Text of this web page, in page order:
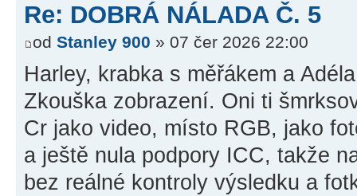
Re: DOBRÁ NÁLADA Č. 5
od Stanley 900 » 07 čer 2026 22:00
Harley, krabka s měřákem a
Zkouška zobrazení. Oni ti
Cr jako video, místo RGB, jako
a ještě nula podpory ICC, takže
bez reálné kontroly výsledku a